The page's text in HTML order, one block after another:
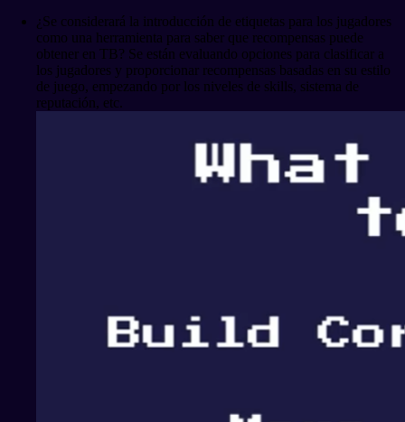
¿Se considerará la introducción de etiquetas para los jugadores
como una herramienta para saber que recompensas puede
obtener en TB? Se están evaluando opciones para clasificar a
los jugadores y proporcionar recompensas basadas en su estilo
de juego, empezando por los niveles de skills, sistema de
reputación, etc.